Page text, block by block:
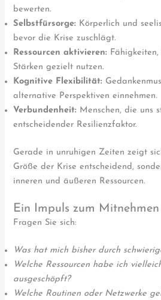
bewerten.
Selbstfürsorge: Körperlich und
bevor die Krise zuschlägt.
Ressourcen aktivieren:
Stärken gezielt nutzen.
Kognitive Flexibilität:
alternative Perspektiven einnehmen.
Verbundenheit: Menschen, die uns
entscheidender Resilienzfaktor.
Gerade in unruhigen Zeiten zeigt
Größe der Krise entscheidend,
inneren und äußeren Ressourcen.
Ein Impuls zum Mitnehmen
Fragen Sie sich:
Was hat mich bisher durch
Welche Ressourcen habe ich
ausgeschöpft?
Welche Routinen oder Netzwerke